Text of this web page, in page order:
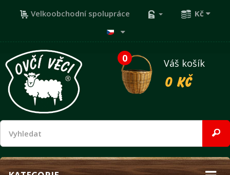
Velkoobchodní spolupráce Kč
0
Váš košík
0 Kč